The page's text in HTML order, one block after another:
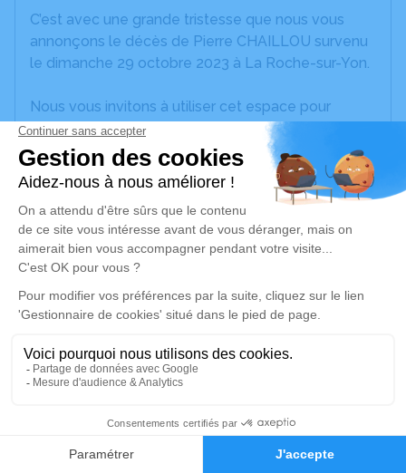
Faire-part Hommages
C’est avec une grande tristesse que nous vous
annonçons le décès de Pierre CHAILLOU survenu
le dimanche 29 octobre 2023 à La Roche-sur-Yon.
Nous vous invitons à utiliser cet espace pour
laisser vos condoléances, partager des photos
souvenirs, une anecdote ou exprimer vos pensées
à travers des poèmes ou des textes. Cet endroit
est un lieu d'expression dédié à honorer la
mémoire de Pierre CHAILLOU.
Un service de plantation d’arbre hommage est
disponible ici.
Je rends hommage
Cérémonie civile
familiale